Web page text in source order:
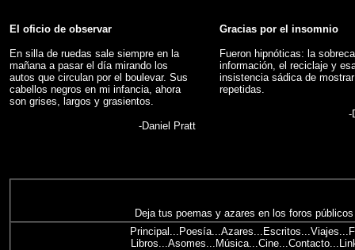
El oficio de observar
En silla de ruedas sale siempre en la
mañana a pasar el día mirando los
autos que circulan por el boulevar. Sus
cabellos negros en mi infancia, ahora
son grises, largos y grasientos.
-Daniel Pratt
Gracias por el insomnio
Fueron hipnóticas: la
información, el reciclaje y
insistencia sádica de
repetidas.
-
Deja tus poemas y azares en los foros
Principal... Poesía...Azares... Escritos...Viajes...
Libros...Asomes... Música...Cine...Contacto...